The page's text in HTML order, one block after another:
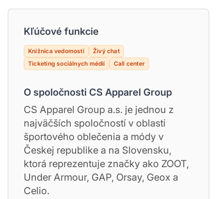
Kľúčové funkcie
Knižnica vedomostí
Živý chat
Ticketing sociálnych médií
Call center
O spoločnosti CS Apparel Group
CS Apparel Group a.s. je jednou z
najväčších spoločností v oblasti
športového oblečenia a módy v
Českej republike a na Slovensku,
ktorá reprezentuje značky ako ZOOT,
Under Armour, GAP, Orsay, Geox a
Celio.